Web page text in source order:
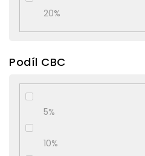
20%
Podíl CBC
5%
10%